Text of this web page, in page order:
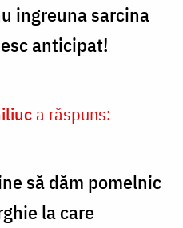
ingreuna sarcina
anticipat!
a răspuns:
să dăm pomelnic
la care